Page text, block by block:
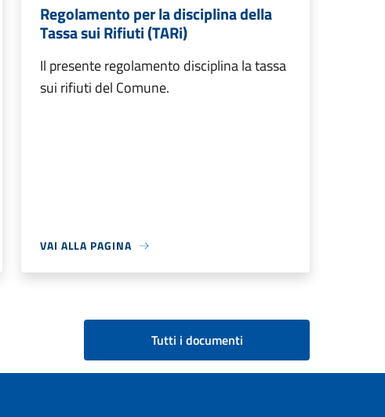
Regolamento per la disciplina della
Tassa sui Rifiuti (TARi)
Il presente regolamento disciplina la tassa
sui rifiuti del Comune.
VAI ALLA PAGINA
Tutti i documenti